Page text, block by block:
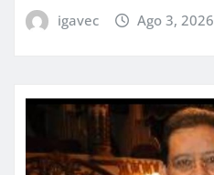
igavec Ago 3, 2026